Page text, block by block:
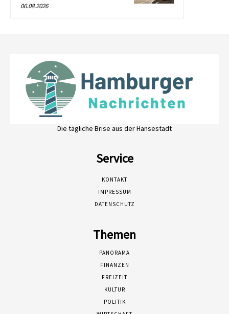
06.08.2026
Die tägliche Brise aus der Hansestadt
Service
KONTAKT
IMPRESSUM
DATENSCHUTZ
Themen
PANORAMA
FINANZEN
FREIZEIT
KULTUR
POLITIK